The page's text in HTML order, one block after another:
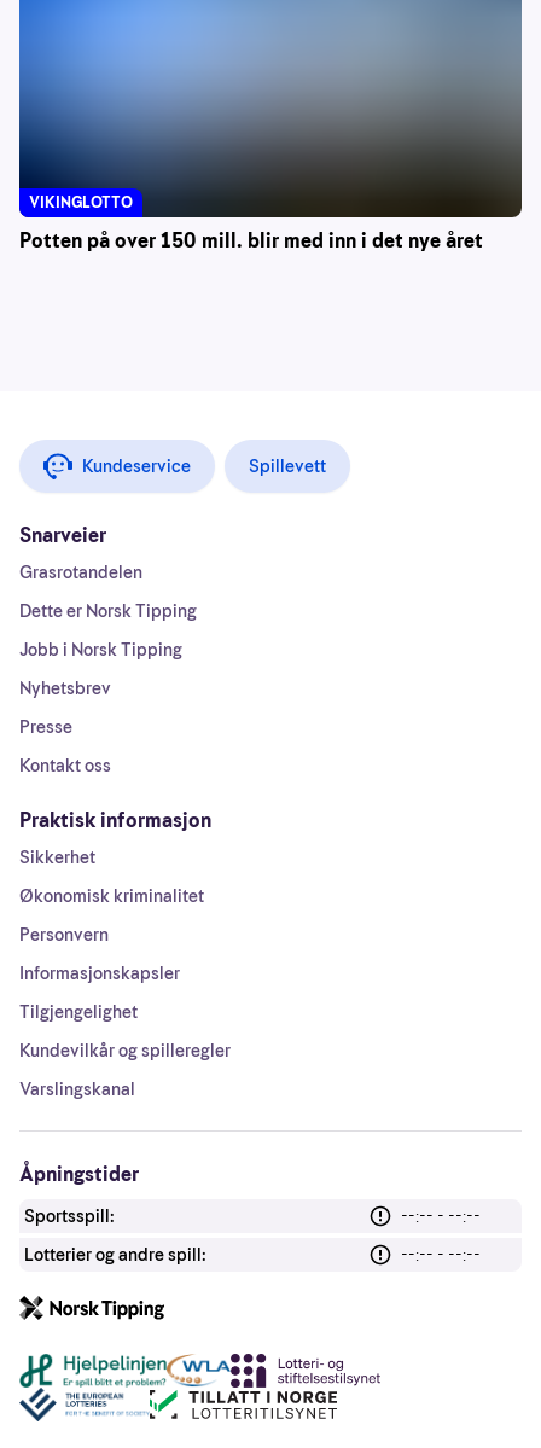
Potten på over 150 mill. blir med inn i det nye året
VIKINGLOTTO
Kundeservice Spillevett
Snarveier
Grasrotandelen
Dette er Norsk Tipping
Jobb i Norsk Tipping
Nyhetsbrev
Presse
Kontakt oss
Praktisk informasjon
Sikkerhet
Økonomisk kriminalitet
Personvern
Informasjonskapsler
Tilgjengelighet
Kundevilkår og spilleregler
Varslingskanal
Åpningstider
Sportsspill:
--:-- - --:--
Lotterier og andre spill:
--:-- - --:--
Andre lenker